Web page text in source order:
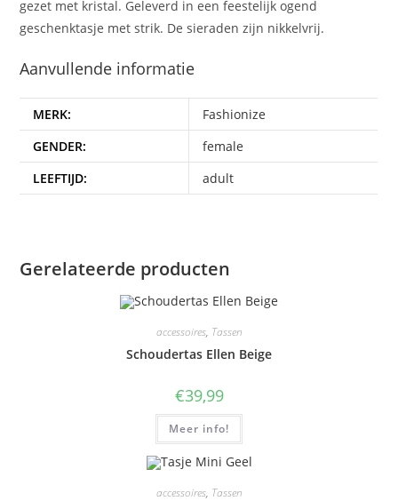
gezet met kristal. Geleverd in een feestelijk ogend
geschenktasje met strik. De sieraden zijn nikkelvrij.
Aanvullende informatie
MERK:
Fashionize
GENDER:
female
LEEFTIJD:
adult
Gerelateerde producten
accessoires, Tassen
Schoudertas Ellen Beige
€39,99
Meer info!
accessoires, Tassen